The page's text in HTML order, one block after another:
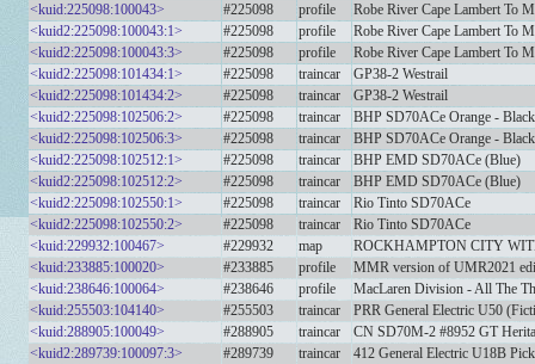
<kuid:225098:100043>
#225098 profile
Robe River Cape Lambert To
<kuid2:225098:100043:1>
#225098 profile
Robe River Cape Lambert To
<kuid2:225098:100043:3>
#225098 profile
Robe River Cape Lambert To
<kuid2:225098:101434:1>
#225098 traincar
GP38-2 Westrail
<kuid2:225098:101434:2>
#225098 traincar
GP38-2 Westrail
<kuid2:225098:102506:2>
#225098 traincar
BHP SD70ACe Orange - Black
<kuid2:225098:102506:3>
#225098 traincar
BHP SD70ACe Orange - Black
<kuid2:225098:102512:1>
#225098 traincar
BHP EMD SD70ACe (Blue)
<kuid2:225098:102512:2>
#225098 traincar
BHP EMD SD70ACe (Blue)
<kuid2:225098:102550:1>
#225098 traincar
Rio Tinto SD70ACe
<kuid2:225098:102550:2>
#225098 traincar
Rio Tinto SD70ACe
<kuid:229932:100467>
#229932 map
ROCKHAMPTON CITY
<kuid:233885:100020>
#233885 profile
MMR version of UMR2021
<kuid:238646:100064>
#238646 profile
MacLaren Division - All The
<kuid:255503:104140>
#255503 traincar
PRR General Electric U50
<kuid:288905:100049>
#288905 traincar
CN SD70M-2 #8952 GT
<kuid2:289739:100097:3>
#289739 traincar
412 General Electric U18B